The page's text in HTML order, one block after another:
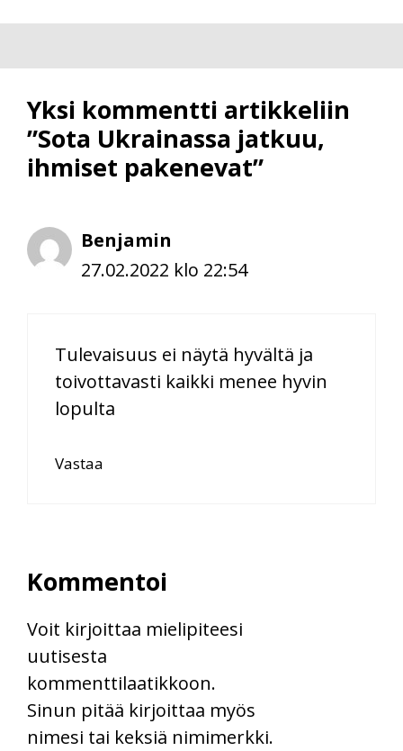
Yksi kommentti artikkeliin
”Sota Ukrainassa jatkuu,
ihmiset pakenevat”
Benjamin
27.02.2022 klo 22:54
Tulevaisuus ei näytä hyvältä ja
toivottavasti kaikki menee hyvin
lopulta
Vastaa
Kommentoi
Voit kirjoittaa mielipiteesi
uutisesta
kommenttilaatikkoon.
Sinun pitää kirjoittaa myös
nimesi tai keksiä nimimerkki.